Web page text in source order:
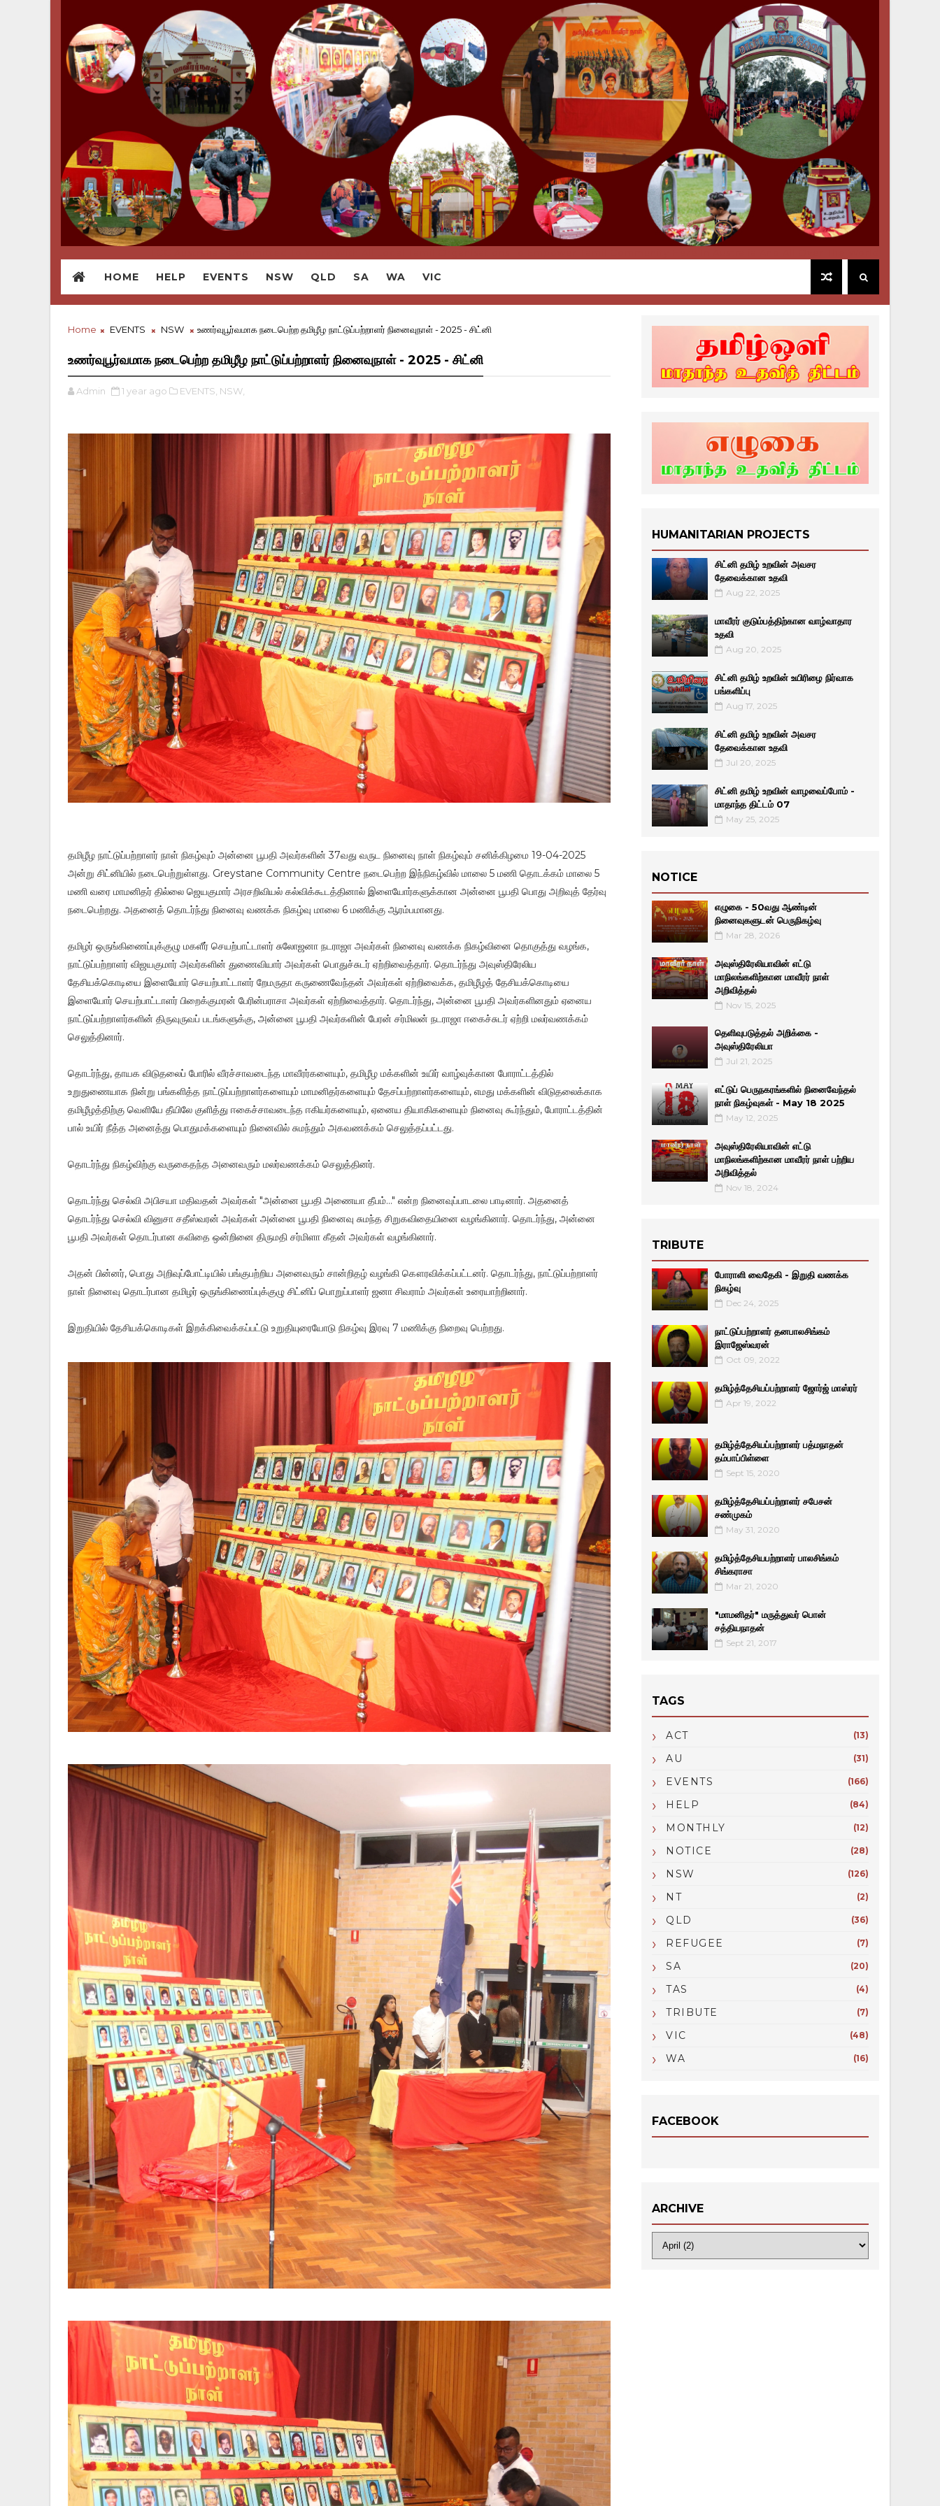
HOME HELP EVENTS NSW QLD SA WA VIC
Home EVENTS NSW உணர்வுபூர்வமாக நடைபெற்ற தமிழீழ நாட்டுப்பற்றாளர் நினைவுநாள் - 2025 - சிட்னி
உணர்வுபூர்வமாக நடைபெற்ற தமிழீழ நாட்டுப்பற்றாளர் நினைவுநாள் - 2025 - சிட்னி
Admin 1 year ago EVENTS, NSW,
தமிழீழ நாட்டுப்பற்றாளர் நாள் நிகழ்வும் அன்னை பூபதி அவர்களின் 37வது வருட நினைவு நாள் நிகழ்வும் சனிக்கிழமை 19-04-2025
அன்று சிட்னியில் நடைபெற்றுள்ளது. Greystane Community Centre நடைபெற்ற இந்நிகழ்வில் மாலை 5 மணி தொடக்கம் மாலை 5
மணி வரை மாமனிதர் தில்லை ஜெயகுமார் அரசறிவியல் கல்விக்கூடத்தினால் இளையோர்களுக்கான அன்னை பூபதி பொது அறிவுத் தேர்வு
நடைபெற்றது. அதனைத் தொடர்ந்து நினைவு வணக்க நிகழ்வு மாலை 6 மணிக்கு ஆரம்பமானது.
தமிழர் ஒருங்கிணைப்புக்குழு மகளீர் செயற்பாட்டாளர் சுலோஜனா நடராஜா அவர்கள் நினைவு வணக்க நிகழ்வினை தொகுத்து வழங்க,
நாட்டுப்பற்றாளர் விஜயகுமார் அவர்களின் துணைவியார் அவர்கள் பொதுச்சுடர் ஏற்றிவைத்தார். தொடர்ந்து அவுஸ்திரேலிய
தேசியக்கொடியை இளையோர் செயற்பாட்டாளர் றேமருதா கருணைவேந்தன் அவர்கள் ஏற்றிவைக்க, தமிழீழத் தேசியக்கொடியை
இளையோர் செயற்பாட்டாளர் பிறைக்குமரன் பேரின்பராசா அவர்கள் ஏற்றிவைத்தார். தொடர்ந்து, அன்னை பூபதி அவர்களினதும் ஏனைய
நாட்டுப்பற்றாளர்களின் திருவுருவப் படங்களுக்கு, அன்னை பூபதி அவர்களின் பேரன் சர்மிலன் நடராஜா ஈகைச்சுடர் ஏற்றி மலர்வணக்கம்
செலுத்தினார்.
தொடர்ந்து, தாயக விடுதலைப் போரில் வீரச்சாவடைந்த மாவீரர்களையும், தமிழீழ மக்களின் உயிர் வாழ்வுக்கான போராட்டத்தில்
உறுதுணையாக நின்று பங்களித்த நாட்டுப்பற்றாளர்களையும் மாமனிதர்களையும் தேசப்பற்றாளர்களையும், எமது மக்களின் விடுதலைக்காக
தமிழீழத்திற்கு வெளியே தீயிலே குளித்து ஈகைச்சாவடைந்த ஈகியர்களையும், ஏனைய தியாகிகளையும் நினைவு கூர்ந்தும், போராட்டத்தின்
பால் உயிர் நீத்த அனைத்து பொதுமக்களையும் நினைவில் சுமந்தும் அகவணக்கம் செலுத்தப்பட்டது.
தொடர்ந்து நிகழ்விற்கு வருகைதந்த அனைவரும் மலர்வணக்கம் செலுத்தினர்.
தொடர்ந்து செல்வி அபிசயா மதிவதன் அவர்கள் "அன்னை பூபதி அணையா தீபம்..." என்ற நினைவுப்பாடலை பாடினார். அதனைத்
தொடர்ந்து செல்வி வினுசா சதீஸ்வரன் அவர்கள் அன்னை பூபதி நினைவு சுமந்த சிறுகவிதையினை வழங்கினார். தொடர்ந்து, அன்னை
பூபதி அவர்கள் தொடர்பான கவிதை ஒன்றினை திருமதி சர்மிளா கீதன் அவர்கள் வழங்கினார்.
அதன் பின்னர், பொது அறிவுப்போட்டியில் பங்குபற்றிய அனைவரும் சான்றிதழ் வழங்கி கௌரவிக்கப்பட்டனர். தொடர்ந்து, நாட்டுப்பற்றாளர்
நாள் நினைவு தொடர்பான தமிழர் ஒருங்கிணைப்புக்குழு சிட்னிப் பொறுப்பாளர் ஜனா சிவராம் அவர்கள் உரையாற்றினார்.
இறுதியில் தேசியக்கொடிகள் இறக்கிவைக்கப்பட்டு உறுதியுரையோடு நிகழ்வு இரவு 7 மணிக்கு நிறைவு பெற்றது.
HUMANITARIAN PROJECTS
சிட்னி தமிழ் உறவின் அவசர
தேவைக்கான உதவி
Aug 22, 2025
மாவீரர் குடும்பத்திற்கான வாழ்வாதார
உதவி
Aug 20, 2025
சிட்னி தமிழ் உறவின் உயிரிழை நிர்வாக
பங்களிப்பு
Aug 17, 2025
சிட்னி தமிழ் உறவின் அவசர
தேவைக்கான உதவி
Jul 20, 2025
சிட்னி தமிழ் உறவின் வாழவைப்போம் -
மாதாந்த திட்டம் 07
May 25, 2025
NOTICE
எழுகை - 50வது ஆண்டின்
நினைவுகளுடன் பெருநிகழ்வு
Mar 28, 2026
அவுஸ்திரேலியாவின் எட்டு
மாநிலங்களிற்கான மாவீரர் நாள்
அறிவித்தல்
Nov 15, 2025
தெளிவுபடுத்தல் அறிக்கை -
அவுஸ்திரேலியா
Jul 21, 2025
எட்டுப் பெருநகரங்களில் நினைவேந்தல்
நாள் நிகழ்வுகள் - May 18 2025
May 12, 2025
அவுஸ்திரேலியாவின் எட்டு
மாநிலங்களிற்கான மாவீரர் நாள் பற்றிய
அறிவித்தல்
Nov 18, 2024
TRIBUTE
போராளி வைதேகி - இறுதி வணக்க
நிகழ்வு
Dec 24, 2025
நாட்டுப்பற்றாளர் தனபாலசிங்கம்
இராஜேஸ்வரன்
Oct 09, 2022
தமிழ்த்தேசியப்பற்றாளர் ஜோர்ஜ் மாஸ்ரர்
Apr 19, 2022
தமிழ்த்தேசியப்பற்றாளர் பத்மநாதன்
தம்பாப்பிள்ளை
Sept 15, 2020
தமிழ்த்தேசியப்பற்றாளர் சபேசன்
சண்முகம்
May 31, 2020
தமிழ்த்தேசியபற்றாளர் பாலசிங்கம்
சிங்கராசா
Mar 21, 2020
"மாமனிதர்" மருத்துவர் பொன்
சத்தியநாதன்
Sept 21, 2017
TAGS
ACT (13)
AU (31)
EVENTS (166)
HELP (84)
MONTHLY (12)
NOTICE (28)
NSW (126)
NT (2)
QLD (36)
REFUGEE (7)
SA (20)
TAS (4)
TRIBUTE (7)
VIC (48)
WA (16)
FACEBOOK
ARCHIVE